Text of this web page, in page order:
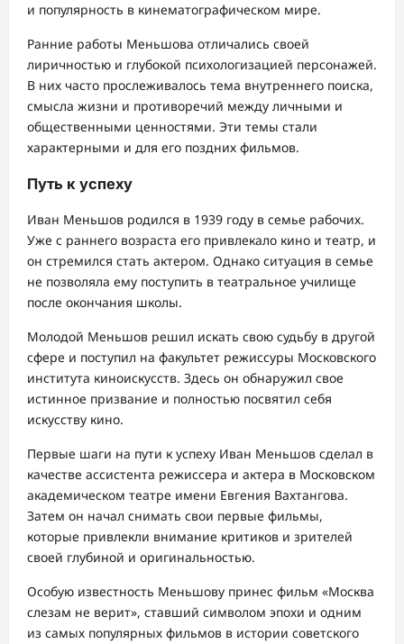
и популярность в кинематографическом мире.
Ранние работы Меньшова отличались своей
лиричностью и глубокой психологизацией персонажей.
В них часто прослеживалось тема внутреннего поиска,
смысла жизни и противоречий между личными и
общественными ценностями. Эти темы стали
характерными и для его поздних фильмов.
Путь к успеху
Иван Меньшов родился в 1939 году в семье рабочих.
Уже с раннего возраста его привлекало кино и театр, и
он стремился стать актером. Однако ситуация в семье
не позволяла ему поступить в театральное училище
после окончания школы.
Молодой Меньшов решил искать свою судьбу в другой
сфере и поступил на факультет режиссуры Московского
института киноискусств. Здесь он обнаружил свое
истинное призвание и полностью посвятил себя
искусству кино.
Первые шаги на пути к успеху Иван Меньшов сделал в
качестве ассистента режиссера и актера в Московском
академическом театре имени Евгения Вахтангова.
Затем он начал снимать свои первые фильмы,
которые привлекли внимание критиков и зрителей
своей глубиной и оригинальностью.
Особую известность Меньшову принес фильм «Москва
слезам не верит», ставший символом эпохи и одним
из самых популярных фильмов в истории советского